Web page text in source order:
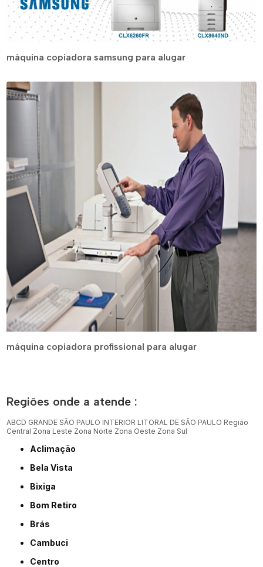
máquina copiadora samsung para alugar
máquina copiadora profissional para alugar
Regiões onde a atende :
ABCD GRANDE SÃO PAULO INTERIOR LITORAL DE SÃO PAULO Região
Central Zona Leste Zona Norte Zona Oeste Zona Sul
Aclimação
Bela Vista
Bixiga
Bom Retiro
Brás
Cambuci
Centro